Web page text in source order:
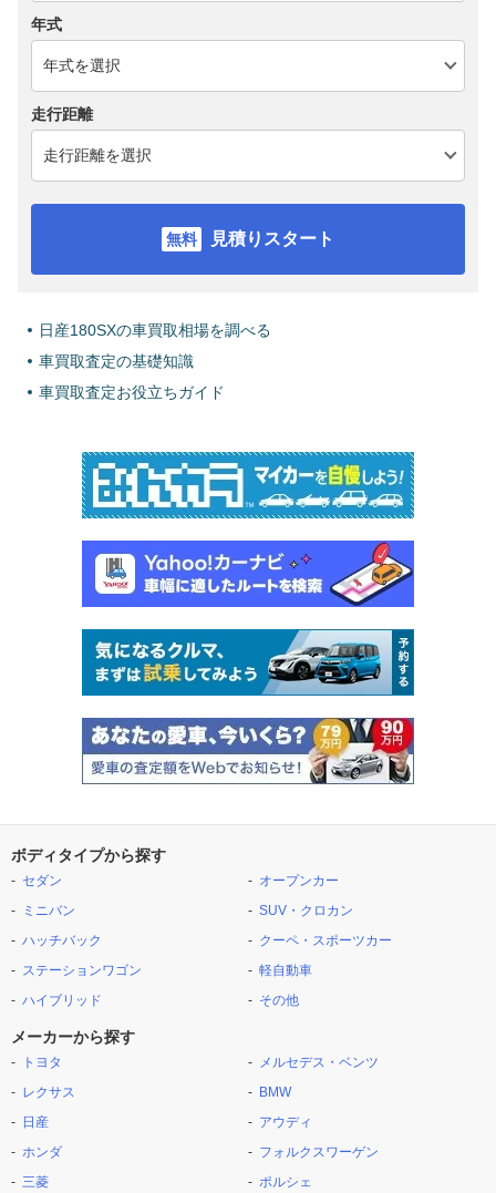
年式
走行距離
見積りスタート
日産180SXの車買取相場を調べる
車買取査定の基礎知識
車買取査定お役立ちガイド
ボディタイプから探す
セダン
ミニバン
ハッチバック
ステーションワゴン
ハイブリッド
オープンカー
SUV・クロカン
クーペ・スポーツカー
軽自動車
その他
メーカーから探す
トヨタ
レクサス
日産
ホンダ
三菱
メルセデス・ベンツ
BMW
アウディ
フォルクスワーゲン
ポルシェ